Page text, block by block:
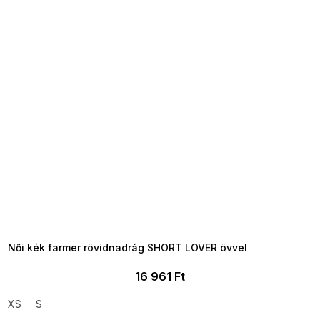
Női kék farmer rövidnadrág SHORT LOVER övvel
16 961 Ft
XS S